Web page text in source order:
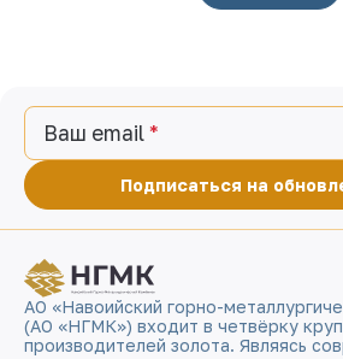
Ваш email
Подписаться на
АО «Навоийский горно-
(АО «НГМК») входит в четвёрку
производителей золота. Являясь